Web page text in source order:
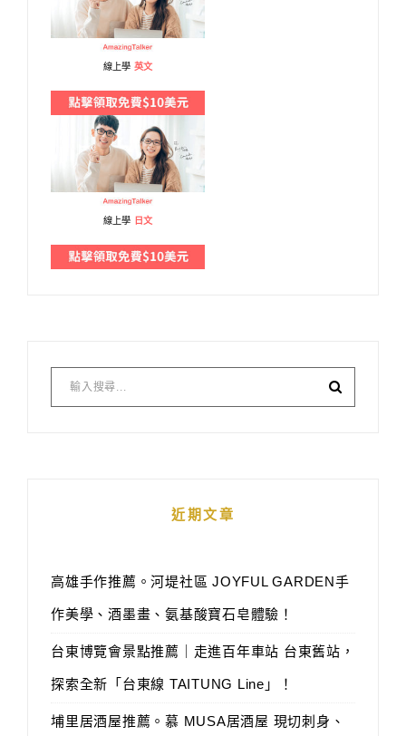
線上學 英文
線上學 日文
近期文章
高雄手作推薦。河堤社區 JOYFUL GARDEN手
作美學、酒墨畫、氨基酸寶石皂體驗！
台東博覽會景點推薦｜走進百年車站 台東舊站，
探索全新「台東線 TAITUNG Line」！
埔里居酒屋推薦。慕 MUSA居酒屋 現切刺身、